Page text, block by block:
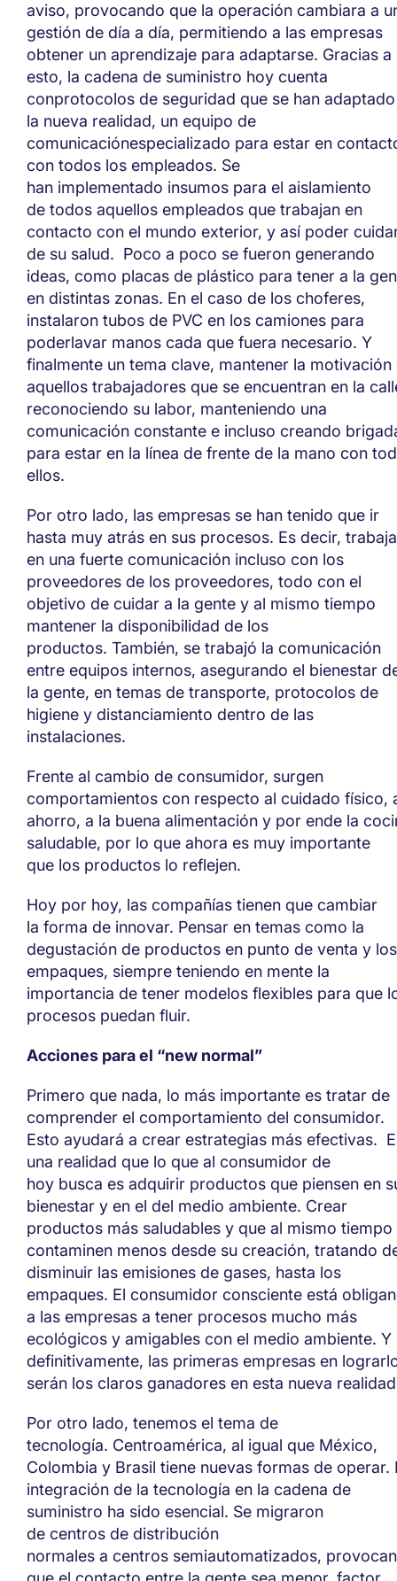
aviso, provocando que la operación cambiara a
gestión de día a día, permitiendo a las empresas
obtener un aprendizaje para adaptarse. Gracias a
esto, la cadena de suministro hoy cuenta
conprotocolos de seguridad que se han
la nueva realidad, un equipo de
comunicaciónespecializado para estar en
con todos los empleados. Se
han implementado insumos para el aislamiento
de todos aquellos empleados que trabajan en
contacto con el mundo exterior, y así poder
de su salud. Poco a poco se fueron generando
ideas, como placas de plástico para tener a la
en distintas zonas. En el caso de los choferes,
instalaron tubos de PVC en los camiones para
poderlavar manos cada que fuera necesario. Y
finalmente un tema clave, mantener la motivación
aquellos trabajadores que se encuentran en la
reconociendo su labor, manteniendo una
comunicación constante e incluso creando
para estar en la línea de frente de la mano con
ellos.
Por otro lado, las empresas se han tenido que ir
hasta muy atrás en sus procesos. Es decir,
en una fuerte comunicación incluso con los
proveedores de los proveedores, todo con el
objetivo de cuidar a la gente y al mismo tiempo
mantener la disponibilidad de los
productos. También, se trabajó la comunicación
entre equipos internos, asegurando el bienestar
la gente, en temas de transporte, protocolos de
higiene y distanciamiento dentro de las
instalaciones.
Frente al cambio de consumidor, surgen
comportamientos con respecto al cuidado físico,
ahorro, a la buena alimentación y por ende la
saludable, por lo que ahora es muy importante
que los productos lo reflejen.
Hoy por hoy, las compañías tienen que cambiar
la forma de innovar. Pensar en temas como la
degustación de productos en punto de venta y los
empaques, siempre teniendo en mente la
importancia de tener modelos flexibles para que
procesos puedan fluir.
Acciones para el “new normal”
Primero que nada, lo más importante es tratar de
comprender el comportamiento del consumidor.
Esto ayudará a crear estrategias más efectivas.
una realidad que lo que al consumidor de
hoy busca es adquirir productos que piensen en
bienestar y en el del medio ambiente. Crear
productos más saludables y que al mismo tiempo
contaminen menos desde su creación, tratando
disminuir las emisiones de gases, hasta los
empaques. El consumidor consciente está
a las empresas a tener procesos mucho más
ecológicos y amigables con el medio ambiente. Y
definitivamente, las primeras empresas en
serán los claros ganadores en esta nueva
Por otro lado, tenemos el tema de
tecnología. Centroamérica, al igual que México,
Colombia y Brasil tiene nuevas formas de operar.
integración de la tecnología en la cadena de
suministro ha sido esencial. Se migraron
de centros de distribución
normales a centros semiautomatizados,